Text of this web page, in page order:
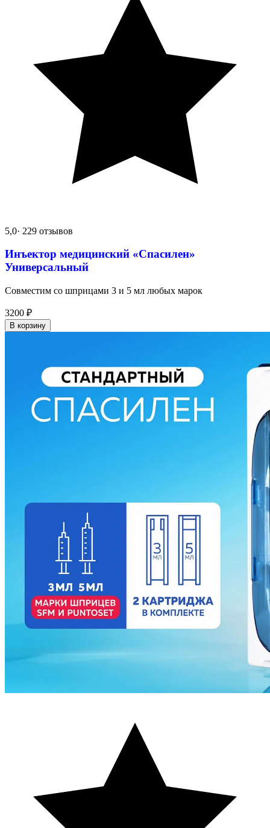
5,0· 229 отзывов
Инъектор медицинский «Спасилен»
Универсальный
Совместим со шприцами 3 и 5 мл любых марок
3200 ₽
В корзину